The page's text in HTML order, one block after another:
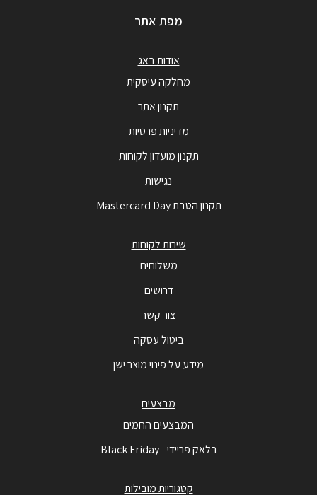
מפת אתר
אודות באג
מחלקה עיסקית
תקנון אתר
מדיניות פרטיות
תקנון מועדון לקוחות
נגישות
תקנון הטבת Mastercard Day
שירות לקוחות
משלוחים
דרושים
צור קשר
ביטול עסקה
מידע על פינוי מוצר ישן
מבצעים
המבצעים החמים
בלאק פריידי - Black Friday
קטגוריות מובילות